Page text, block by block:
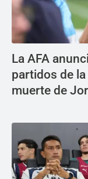
La AFA
partidos de
muerte de